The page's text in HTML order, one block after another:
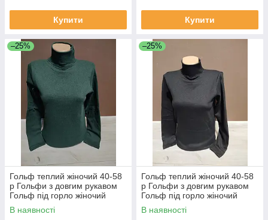
Купити Купити
–25%
Гольф теплий жіночий 40-58
р Гольфи з довгим рукавом
Гольф під горло жіночий
Гольф трикотажний жіночий
В наявності
–25%
Гольф теплий жіночий 40-58
р Гольфи з довгим рукавом
Гольф під горло жіночий
Гольф трикотажний жіночий
чорний
В наявності